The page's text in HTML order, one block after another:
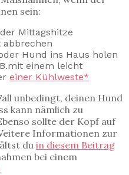
sein:
Mittagshitze
abbrechen
Hund ins Haus holen
einem leicht
einer Kühlweste*
unbedingt, deinen Hund
kann nämlich zu
sollte der Kopf auf
Informationen zur
du in diesem Beitrag
bei einem